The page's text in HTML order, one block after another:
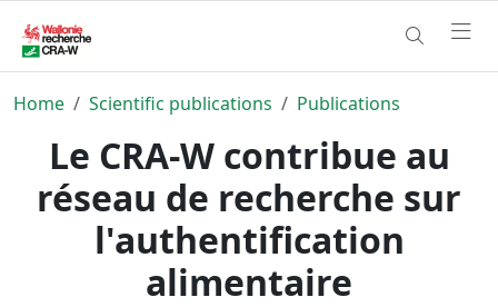
Home Scientific publications Publications
Le CRA-W contribue au
réseau de recherche sur
l'authentification
alimentaire